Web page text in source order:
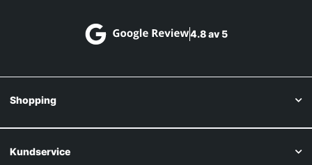
4.8 av 5
Shopping
Kundservice